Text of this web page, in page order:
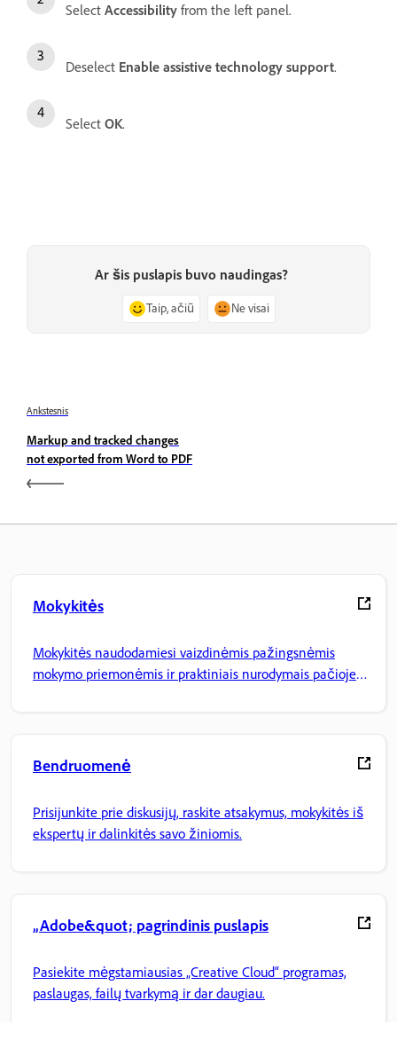
Select Accessibility from the left panel.
Deselect Enable assistive technology support.
Select OK.
Ar šis puslapis buvo naudingas?
Taip, ačiū Ne visai
Ankstesnis
Markup and tracked changes
not exported from Word to PDF
Mokykitės
Mokykitės naudodamiesi vaizdinėmis pažingsnėmis
mokymo priemonėmis ir praktiniais nurodymais pačioje
Bendruomenė
Prisijunkite prie diskusijų, raskite atsakymus, mokykitės iš
ekspertų ir dalinkitės savo žiniomis.
„Adobe&quot; pagrindinis puslapis
Pasiekite mėgstamiausias „Creative Cloud“ programas,
paslaugas, failų tvarkymą ir dar daugiau.